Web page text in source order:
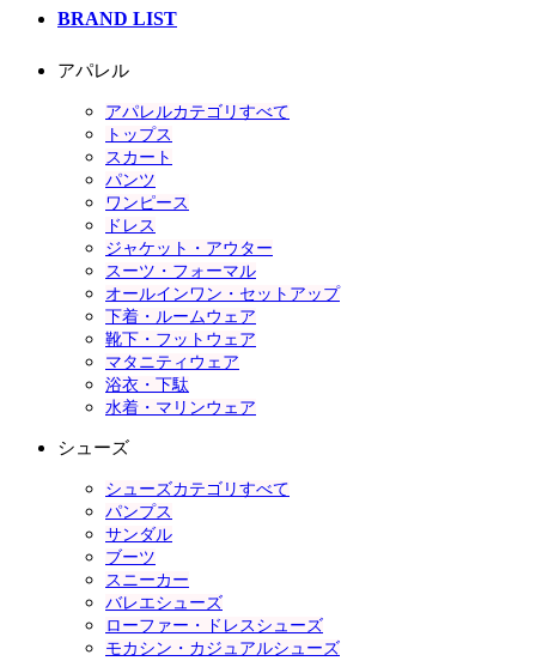
BRAND LIST
アパレル
アパレルカテゴリすべて
トップス
スカート
パンツ
ワンピース
ドレス
ジャケット・アウター
スーツ・フォーマル
オールインワン・セットアップ
下着・ルームウェア
靴下・フットウェア
マタニティウェア
浴衣・下駄
水着・マリンウェア
シューズ
シューズカテゴリすべて
パンプス
サンダル
ブーツ
スニーカー
バレエシューズ
ローファー・ドレスシューズ
モカシン・カジュアルシューズ